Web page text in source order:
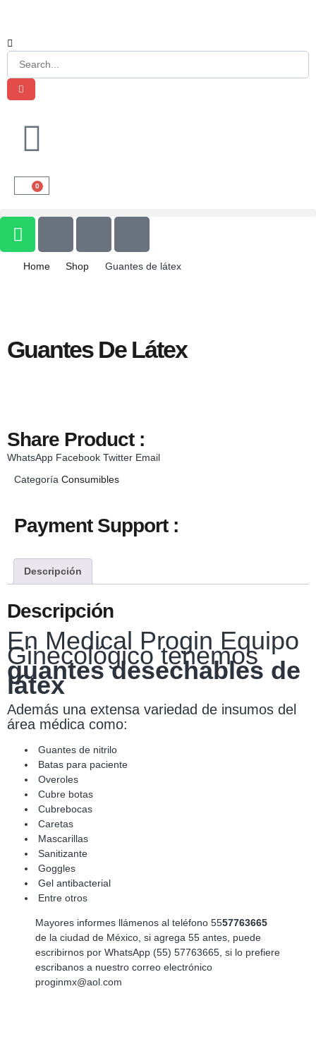
0
Home Shop Guantes de látex
Guantes De Látex
Share Product :
WhatsApp Facebook Twitter Email
Categoría Consumibles
Payment Support :
Descripción
Descripción
En Medical Progin Equipo
Ginecológico tenemos
guantes desechables de
látex
Además una extensa variedad de insumos del
área médica como:
Guantes de nitrilo
Batas para paciente
Overoles
Cubre botas
Cubrebocas
Caretas
Mascarillas
Sanitizante
Goggles
Gel antibacterial
Entre otros
Mayores informes llámenos al teléfono 5557763665
de la ciudad de México, si agrega 55 antes, puede
escribirnos por WhatsApp (55) 57763665, si lo prefiere
escribanos a nuestro correo electrónico
proginmx@aol.com